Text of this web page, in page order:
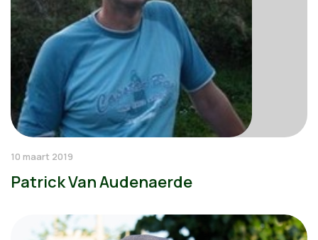
10 maart 2019
Patrick Van Audenaerde